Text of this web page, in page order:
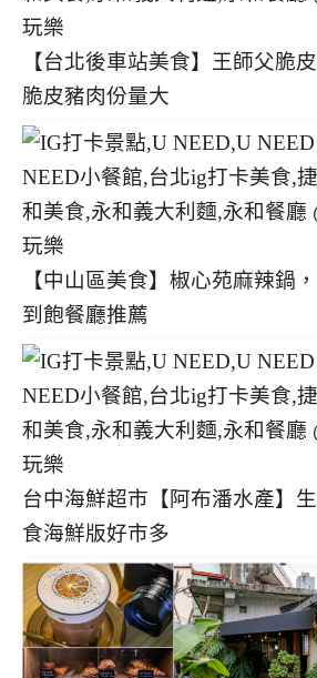
【台北後車站美食】王師父脆
脆皮豬肉份量大
【中山區美食】椒心苑麻辣鍋
到飽餐廳推薦
台中海鮮超市【阿布潘水產】
食海鮮版好市多